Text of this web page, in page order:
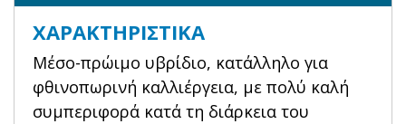
ΧΑΡΑΚΤΗΡΙΣΤΙΚΆ
Μέσο-πρώιμο υβρίδιο, κατάλληλο για
φθινοπωρινή καλλιέργεια, με πολύ καλή
συμπεριφορά κατά τη διάρκεια του